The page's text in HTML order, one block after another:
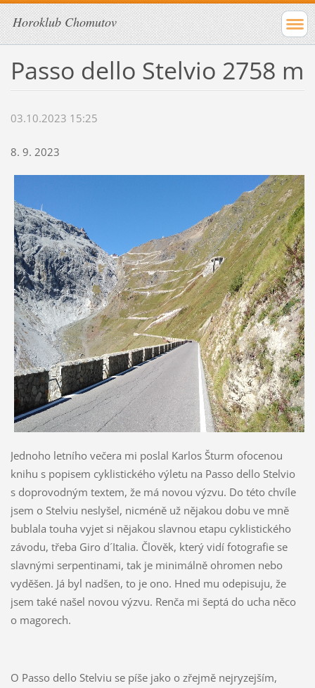
Horoklub Chomutov
Passo dello Stelvio 2758 m
03.10.2023 15:25
8. 9. 2023
Jednoho letního večera mi poslal Karlos Šturm ofocenou
knihu s popisem cyklistického výletu na Passo dello Stelvio
s doprovodným textem, že má novou výzvu. Do této chvíle
jsem o Stelviu neslyšel, nicméně už nějakou dobu ve mně
bublala touha vyjet si nějakou slavnou etapu cyklistického
závodu, třeba Giro d´Italia. Člověk, který vidí fotografie se
slavnými serpentinami, tak je minimálně ohromen nebo
vyděšen. Já byl nadšen, to je ono. Hned mu odepisuju, že
jsem také našel novou výzvu. Renča mi šeptá do ucha něco
o magorech.
O Passo dello Stelviu se píše jako o zřejmě nejryzejším,